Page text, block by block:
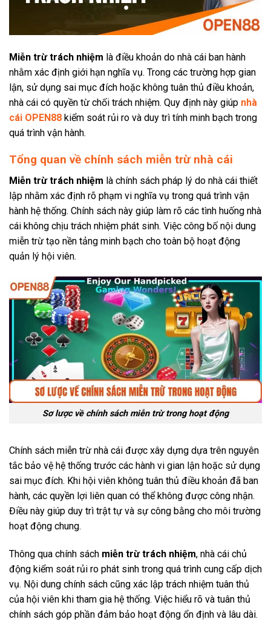
Miễn trừ trách nhiệm là điều khoản do nhà cái ban hành
nhằm xác định giới hạn nghĩa vụ. Trong các trường hợp gian
lận, sử dụng sai mục đích hoặc không tuân thủ điều khoản,
nhà cái có quyền từ chối trách nhiệm. Quy định này giúp nhà
cái OPEN88 kiểm soát rủi ro và duy trì tính minh bạch trong
quá trình vận hành.
Tổng quan về chính sách miễn trừ nhà cái
Miễn trừ trách nhiệm là chính sách pháp lý do nhà cái thiết
lập nhằm xác định rõ phạm vi nghĩa vụ trong quá trình vận
hành hệ thống. Chính sách này giúp làm rõ các tình huống nhà
cái không chịu trách nhiệm phát sinh. Việc công bố nội dung
miễn trừ tạo nền tảng minh bạch cho toàn bộ hoạt động
quản lý hội viên.
Sơ lược về chính sách miễn trừ trong hoạt động
Chính sách miễn trừ nhà cái được xây dựng dựa trên nguyên
tắc bảo vệ hệ thống trước các hành vi gian lận hoặc sử dụng
sai mục đích. Khi hội viên không tuân thủ điều khoản đã ban
hành, các quyền lợi liên quan có thể không được công nhận.
Điều này giúp duy trì trật tự và sự công bằng cho môi trường
hoạt động chung.
Thông qua chính sách miễn trừ trách nhiệm, nhà cái chủ
động kiểm soát rủi ro phát sinh trong quá trình cung cấp dịch
vụ. Nội dung chính sách cũng xác lập trách nhiệm tuân thủ
của hội viên khi tham gia hệ thống. Việc hiểu rõ và tuân thủ
chính sách góp phần đảm bảo hoạt động ổn định và lâu dài.